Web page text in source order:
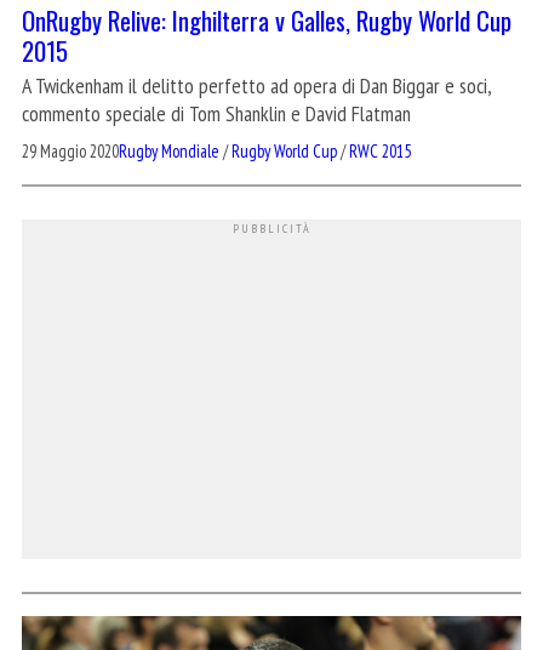
OnRugby Relive: Inghilterra v Galles, Rugby World Cup
2015
A Twickenham il delitto perfetto ad opera di Dan Biggar e soci,
commento speciale di Tom Shanklin e David Flatman
29 Maggio 2020Rugby Mondiale /Rugby World Cup/RWC 2015